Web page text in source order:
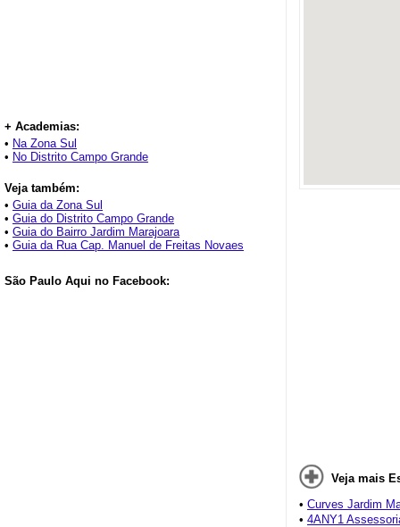
+ Academias:
• Na Zona Sul
• No Distrito Campo Grande
Veja também:
• Guia da Zona Sul
• Guia do Distrito Campo Grande
• Guia do Bairro Jardim Marajoara
• Guia da Rua Cap. Manuel de Freitas Novaes
São Paulo Aqui no Facebook:
Veja mais
• Curves Jardim
• 4ANY1